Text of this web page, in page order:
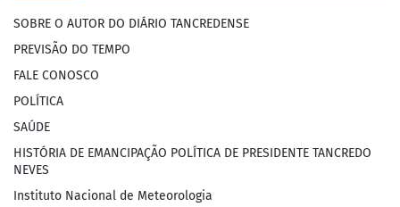
SOBRE O AUTOR DO DIÁRIO TANCREDENSE
PREVISÃO DO TEMPO
FALE CONOSCO
POLÍTICA
SAÚDE
HISTÓRIA DE EMANCIPAÇÃO POLÍTICA DE PRESIDENTE TANCREDO
NEVES
Instituto Nacional de Meteorologia